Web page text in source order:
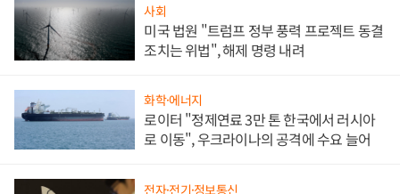
사회
미국 법원 "트럼프 정부 풍력 프로젝트 동결
조치는 위법", 해제 명령 내려
화학·에너지
로이터 "정제연료 3만 톤 한국에서 러시아
로 이동", 우크라이나의 공격에 수요 늘어
전자·전기·정보통신